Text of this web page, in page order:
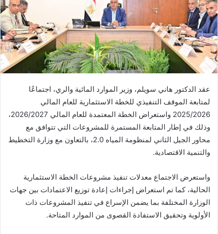
عقد الدكتور هاني سويلم، وزير الموارد المائية والري، اجتماعًا
لمتابعة الموقف التنفيذي للخطة الاستثمارية للعام المالي
2025/2026 واستعراض الخطة المعتمدة للعام المالي 2026/2027،
وذلك في إطار المتابعة المستمرة للمشروعات التي تتوافق مع
محاور الجيل الثاني لمنظومة المياه 2.0، بالتعاون مع وزارة التخطيط
والتنمية الاقتصادية.
واستعرض الاجتماع معدلات تنفيذ مشروعات الخطة الاستثمارية
الحالية، كما تم استعراض إجراءات إعادة توزيع الاعتمادات بين جهات
الوزارة المختلفة بما يضمن الإسراع في تنفيذ المشروعات ذات
الأولوية وتحقيق الاستفادة القصوى من الموارد المتاحة.